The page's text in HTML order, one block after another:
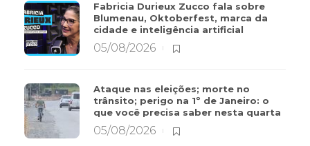
Fabricia Durieux Zucco fala sobre
Blumenau, Oktoberfest, marca da
cidade e inteligência artificial
05/08/2026
Ataque nas eleições; morte no
trânsito; perigo na 1º de Janeiro: o
que você precisa saber nesta quarta
05/08/2026